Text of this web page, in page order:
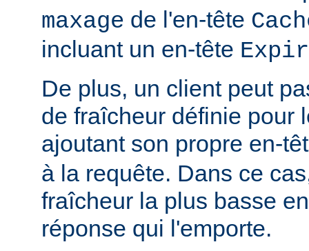
maxage de l'en-tête
incluant un en-tête
De plus, un client peut
de fraîcheur définie pour
ajoutant son propre en-
à la requête. Dans ce
fraîcheur la plus basse
réponse qui l'emporte.